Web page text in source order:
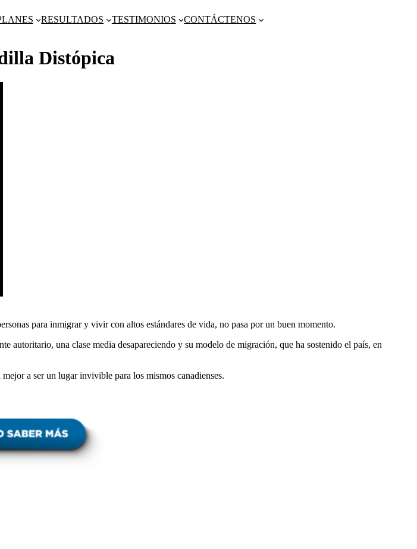
RESULTADOS TESTIMONIOS CONTÁCTENOS
Distópica
para inmigrar y vivir con altos estándares de vida, no pasa por un buen momento.
autoritario, una clase media desapareciendo y su modelo de migración, que ha sostenido el país, en
a ser un lugar invivible para los mismos canadienses.